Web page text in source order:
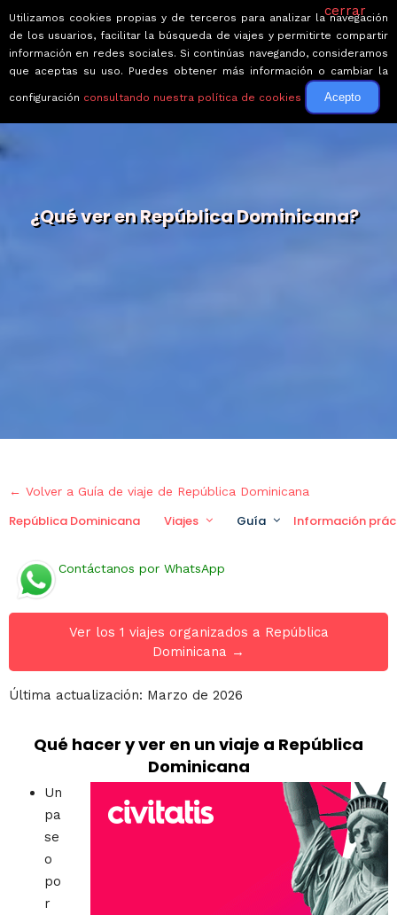
¿Qué ver en República Dominicana?
← Volver a Guía de viaje de República Dominicana
República Dominicana Viajes Guía Información
Contáctanos por WhatsApp
Ver los 1 viajes organizados a República
Dominicana →
Última actualización: Marzo de 2026
Qué hacer y ver en un viaje a República
Dominicana
Un
pa
se
o
po
r
cerrar
Utilizamos cookies propias y de terceros para analizar la navegación
de los usuarios, facilitar la búsqueda de viajes y permitirte compartir
información en redes sociales. Si continúas navegando, consideramos
que aceptas su uso. Puedes obtener más información o cambiar la
configuración consultando nuestra política de cookies Acepto